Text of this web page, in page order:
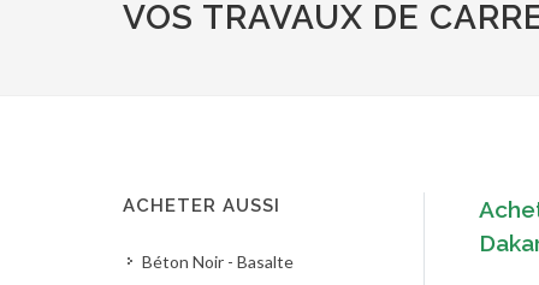
VOS TRAVAUX DE
ACHETER AUSSI
Béton Noir - Basalte